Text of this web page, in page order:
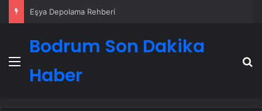
Eşya Depolama Rehberi
Menü
Bodrum Son Dakika
Haber